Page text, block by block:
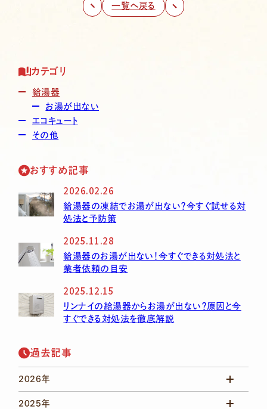
一覧へ戻る
カテゴリ
給湯器
お湯が出ない
エコキュート
その他
おすすめ記事
2026.02.26
給湯器の凍結でお湯が出ない？今すぐ試せる対
処法と予防策
2025.11.28
給湯器のお湯が出ない！今すぐできる対処法と
業者依頼の目安
2025.12.15
リンナイの給湯器からお湯が出ない？原因と今
すぐできる対処法を徹底解説
過去記事
2026年
2025年